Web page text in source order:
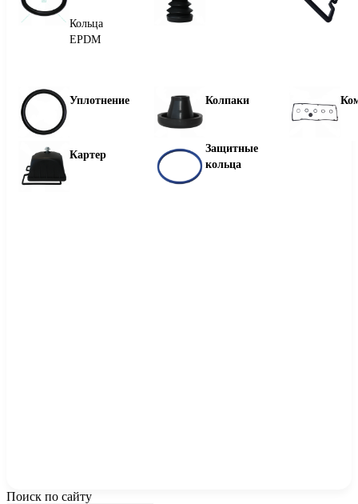
Кольца
EPDM
Уплотнение Колпаки
Картер
Защитные
кольца
Поиск по сайту